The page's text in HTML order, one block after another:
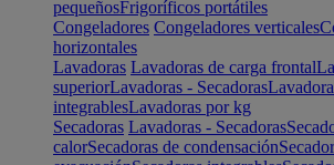
pequeñosFrigoríficos portátiles
Congeladores Congeladores verticales
horizontales
Lavadoras Lavadoras de carga frontal
superiorLavadoras - Secadoras
integrablesLavadoras por kg
Secadoras Lavadoras - Secadoras
calorSecadoras de condensación